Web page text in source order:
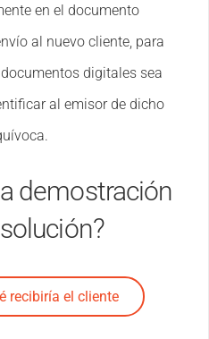
en el documento
al nuevo cliente, para
digitales sea
al emisor de dicho
demostración
recibiría el cliente